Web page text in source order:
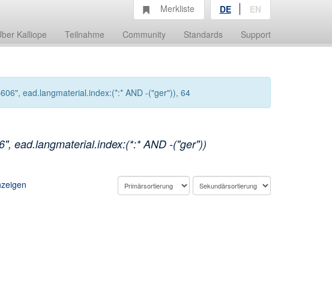
Kalliope Teilnahme Community Standards Support
Merkliste DE EN
ead.langmaterial.index:(*:* AND -("ger")), 64
ead.langmaterial.index:(*:* AND -("ger"))